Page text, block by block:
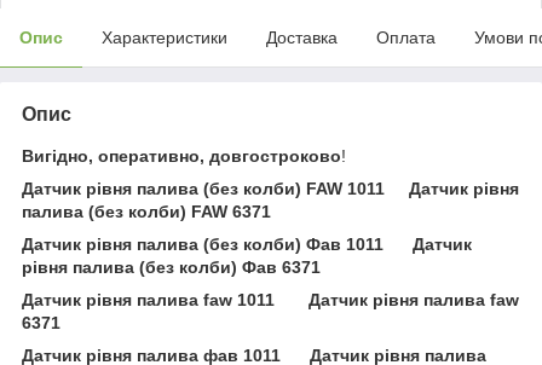
Опис Характеристики Доставка Оплата Умови
Опис
Вигідно, оперативно, довгостроково!
Датчик рівня палива (без колби) FAW 1011 Датчик рівня
палива (без колби) FAW 6371
Датчик рівня палива (без колби) Фав 1011 Датчик
рівня палива (без колби) Фав 6371
Датчик рівня палива faw 1011 Датчик рівня палива faw
6371
Датчик рівня палива фав 1011 Датчик рівня палива